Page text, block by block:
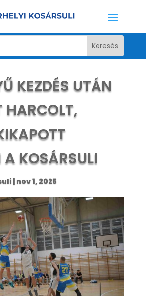
KEZDÉS UTÁN
HARCOLT,
A KOSÁRSULI
| nov 1, 2025